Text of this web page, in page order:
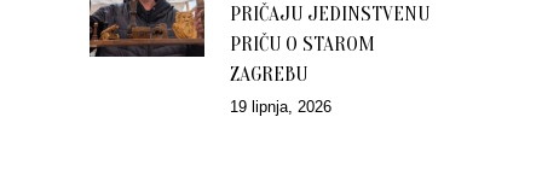
PRIČAJU JEDINSTVENU
PRIČU O STAROM
ZAGREBU
19 lipnja, 2026